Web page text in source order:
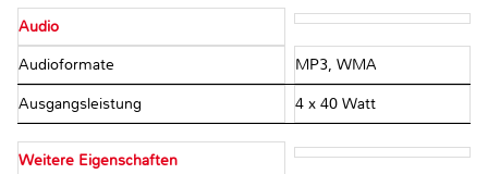
Audio
Audioformate MP3, WMA
Ausgangsleistung 4 x 40 Watt
Weitere Eigenschaften